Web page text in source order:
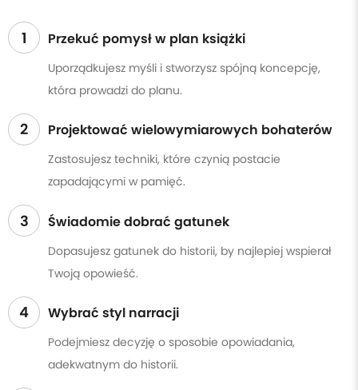
1 Przekuć pomysł w plan książki
Uporządkujesz myśli i stworzysz spójną koncepcję,
która prowadzi do planu.
2 Projektować wielowymiarowych bohaterów
Zastosujesz techniki, które czynią postacie
zapadającymi w pamięć.
3 Świadomie dobrać gatunek
Dopasujesz gatunek do historii, by najlepiej wspierał
Twoją opowieść.
4 Wybrać styl narracji
Podejmiesz decyzję o sposobie opowiadania,
adekwatnym do historii.